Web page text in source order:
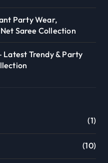
Party Wear,
Saree Collection
Latest Trendy & Party
(1)
(10)